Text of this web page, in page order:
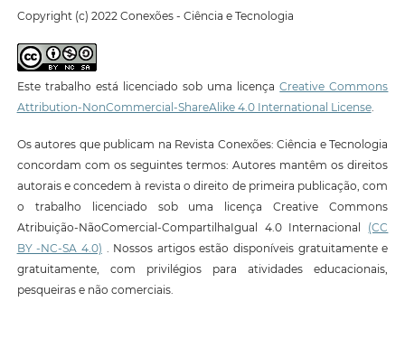
Copyright (c) 2022 Conexões - Ciência e Tecnologia
Este trabalho está licenciado sob uma licençaCreative Commons
Attribution-NonCommercial-ShareAlike 4.0 International License.
Os autores que publicam na Revista Conexões: Ciência e Tecnologia
concordam com os seguintes termos: Autores mantêm os direitos
autorais e concedem à revista o direito de primeira publicação, com
o trabalho licenciado sob uma licença Creative Commons
Atribuição-NãoComercial-CompartilhaIgual 4.0 Internacional (CC
BY -NC-SA 4.0) . Nossos artigos estão disponíveis gratuitamente e
gratuitamente, com privilégios para atividades educacionais,
pesqueiras e não comerciais.